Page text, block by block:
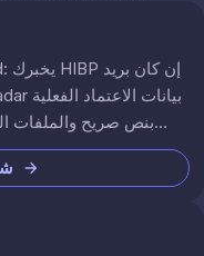
بنص صريح والملفات